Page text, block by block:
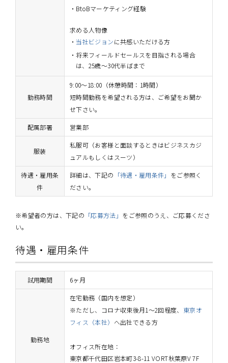
BtoBマーケティング経験
求める人物像
当社ビジョンに共感いただける方
将来フィールドセールスを目指される場合
は、25歳～30代半ばまで
勤務時間
9:00～18:00（休憩時間：1時間）
短時間勤務を希望される方は、ご希望をお聞か
せ下さい。
配属部署 営業部
服装
私服可（お客様と面談するときはビジネスカジ
ュアルもしくはスーツ）
待遇・雇用条
件
詳細は、下記の 「待遇・雇用条件」 をご参照く
ださい。
※希望者の方は、下記の 「応募方法」 をご参照のうえ、ご応募くださ
い。
待遇・雇用条件
試用期間 6ヶ月
勤務地
在宅勤務（国内を想定）
※ただし、コロナ収束後月1～2回程度、 東京オ
フィス（本社） へ出社できる方
オフィス所在地：
東京都千代田区岩本町3-8-11 VORT秋葉原V 7F